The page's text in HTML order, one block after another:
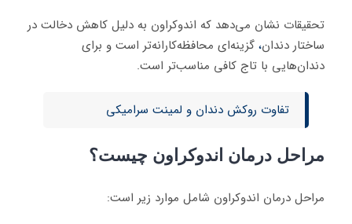
تحقیقات نشان می‌دهد که اندوکراون به دلیل کاهش دخالت در
ساختار دندان، گزینه‌ای محافظه‌کارانه‌تر است و برای
دندان‌هایی با تاج کافی مناسب‌تر است.
تفاوت روکش دندان و لمینت سرامیکی
مراحل درمان اندوکراون چیست؟
مراحل درمان اندوکراون شامل موارد زیر است: